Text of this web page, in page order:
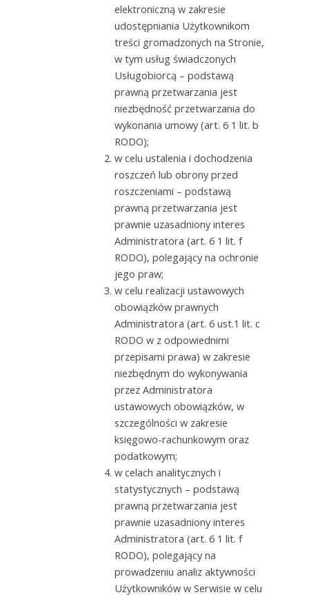
elektroniczną w zakresie
udostępniania Użytkownikom
treści gromadzonych na Stronie,
w tym usług świadczonych
Usługobiorcą – podstawą
prawną przetwarzania jest
niezbędność przetwarzania do
wykonania umowy (art. 6 1 lit. b
RODO);
w celu ustalenia i dochodzenia
roszczeń lub obrony przed
roszczeniami – podstawą
prawną przetwarzania jest
prawnie uzasadniony interes
Administratora (art. 6 1 lit. f
RODO), polegający na ochronie
jego praw;
w celu realizacji ustawowych
obowiązków prawnych
Administratora (art. 6 ust.1 lit. c
RODO w z odpowiednimi
przepisami prawa) w zakresie
niezbędnym do wykonywania
przez Administratora
ustawowych obowiązków, w
szczególności w zakresie
księgowo-rachunkowym oraz
podatkowym;
w celach analitycznych i
statystycznych – podstawą
prawną przetwarzania jest
prawnie uzasadniony interes
Administratora (art. 6 1 lit. f
RODO), polegający na
prowadzeniu analiz aktywności
Użytkowników w Serwisie w celu